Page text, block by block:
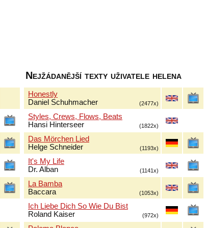
Nejžádanější texty uživatele helena
Honestly
Daniel Schuhmacher
(2477x)
Styles, Crews, Flows, Beats
Hansi Hinterseer
(1822x)
Das Mörchen Lied
Helge Schneider
(1193x)
It's My Life
Dr. Alban
(1141x)
La Bamba
Baccara
(1053x)
Ich Liebe Dich So Wie Du Bist
Roland Kaiser
(972x)